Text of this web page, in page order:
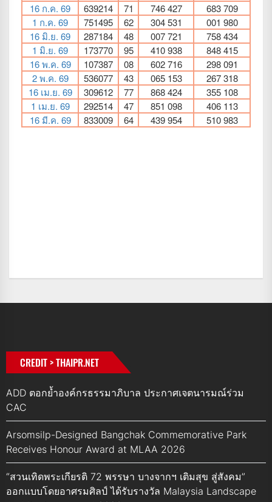
CREDIT > THAIPR.NET
ADD ตอกย้ำองค์กรธรรมาภิบาล ประกาศเจตนารมณ์ร่วม
CAC
Arsomsilp-Designed Bangchak Commemorative Park
Receives Honour Award at MLAA 2026
“สวนเทิดพระเกียรติ 72 พรรษา บางจากฯ เติมสุข สู่สังคม”
ออกแบบโดยอาศรมศิลป์ ได้รับรางวัล Malaysia Landscape